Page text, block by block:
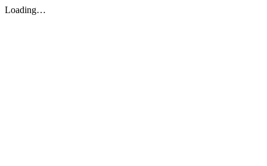
Loading…